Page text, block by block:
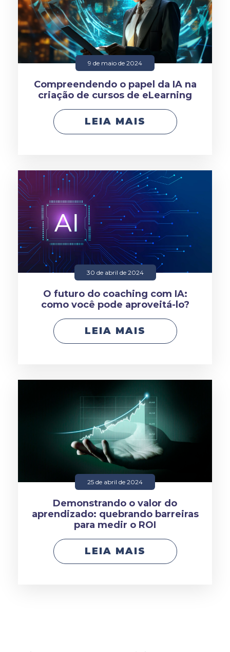
9 de maio de 2024
Compreendendo o papel da IA na
criação de cursos de eLearning
LEIA MAIS
30 de abril de 2024
O futuro do coaching com IA:
como você pode aproveitá-lo?
LEIA MAIS
25 de abril de 2024
Demonstrando o valor do
aprendizado: quebrando barreiras
para medir o ROI
LEIA MAIS